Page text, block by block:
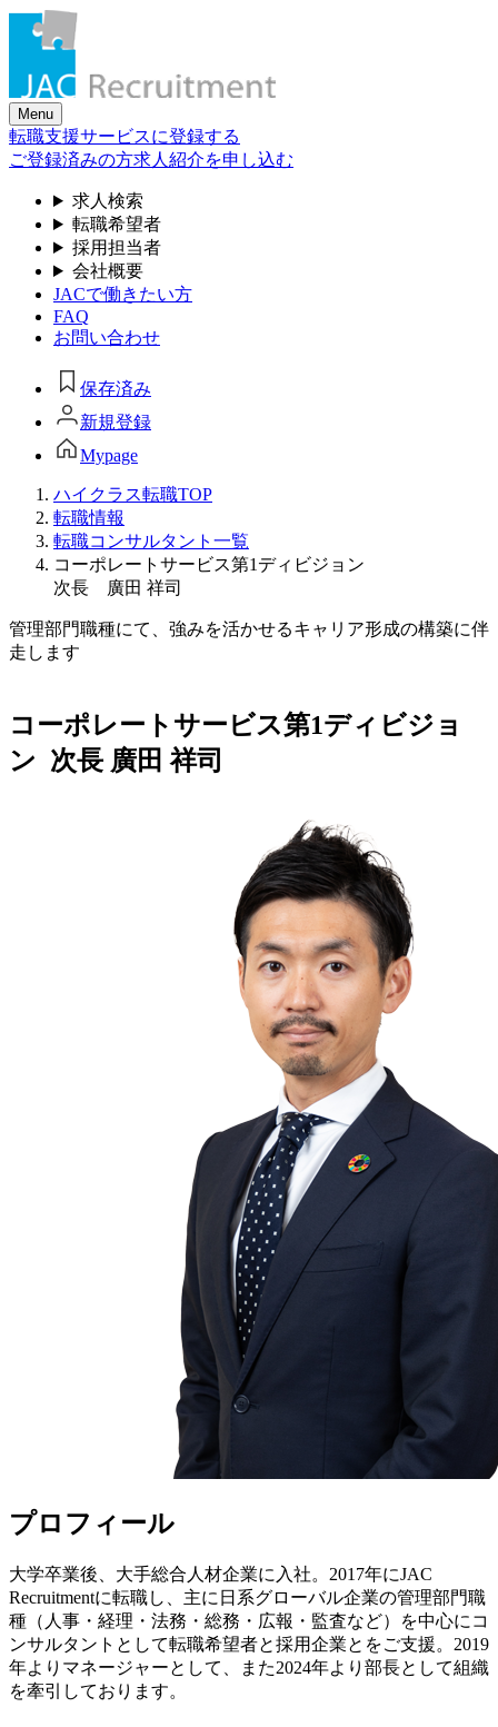
Skip
content
Menu
転職支援サービスに登録する
ご登録済みの方求人紹介を申し込む
求人検索
転職希望者
採用担当者
会社概要
JACで働きたい方
FAQ
お問い合わせ
保存済み
新規登録
Mypage
ハイクラス転職TOP
転職情報
転職コンサルタント一覧
コーポレートサービス第1ディビジョン
次長 廣田 祥司
管理部門職種にて、強みを活かせるキャリア形成の構築に伴
走します
コーポレートサービス第1ディビジョ
ン 次長 廣田 祥司
プロフィール
大学卒業後、大手総合人材企業に入社。2017年にJAC
Recruitmentに転職し、主に日系グローバル企業の管理部門職
種（人事・経理・法務・総務・広報・監査など）を中心にコ
ンサルタントとして転職希望者と採用企業とをご支援。2019
年よりマネージャーとして、また2024年より部長として組織
を牽引しております。